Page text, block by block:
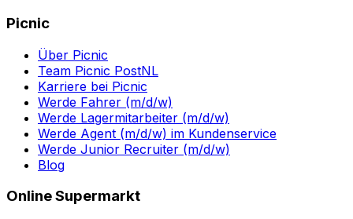
Picnic
Über Picnic
Team Picnic PostNL
Karriere bei Picnic
Werde Fahrer (m/d/w)
Werde Lagermitarbeiter (m/d/w)
Werde Agent (m/d/w) im Kundenservice
Werde Junior Recruiter (m/d/w)
Blog
Online Supermarkt